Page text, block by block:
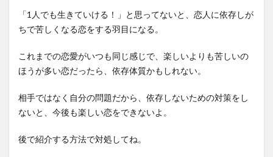
「1人でも生きていける！」と思ってないと、恋人に依存しが
ちで苦しくなる恋をする羽目になる。
これまでの恋愛がいつも同じ感じで、楽しいよりも苦しいの
ほうが多い恋だったら、依存体質かもしれない。
相手ではなく自分の問題だから、依存しないための対策をし
ないと、今後も楽しい恋をできないよ。
後で紹介する方法で対処してね。